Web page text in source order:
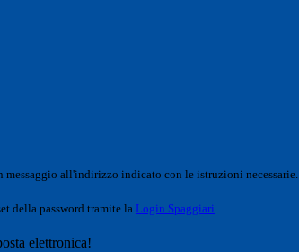
messaggio all'indirizzo indicato con le istruzioni necessarie.
della password tramite la Login Spaggiari
elettronica!